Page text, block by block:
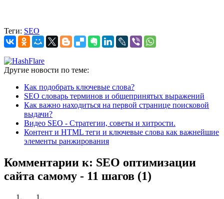
Теги: SEO
Другие новости по теме:
Как подобрать ключевые слова?
SEO словарь терминов и общепринятых выражений
Как важно находиться на первой странице поисковой
выдачи?
Видео SEO - Стратегии, советы и хитрости.
Контент и HTML теги и ключевые слова как важнейшие
элементы ранжирования
Комментарии к: SEO оптимизации
сайта самому - 11 шагов (1)